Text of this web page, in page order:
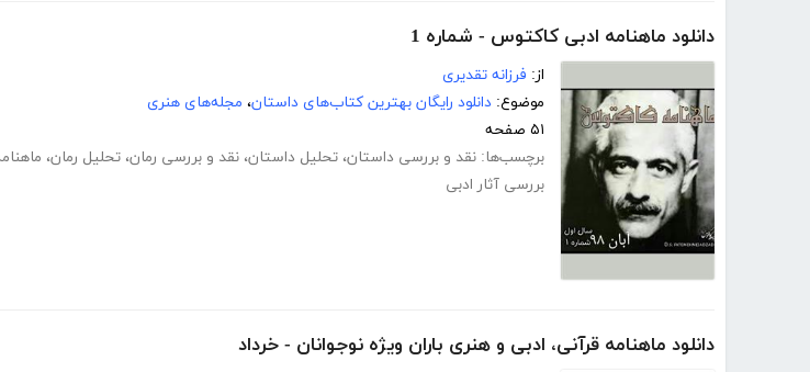
دانلود ماهنامه ادبی کاکتوس - شماره 1
از: فرزانه تقدیری
موضوع: دانلود رایگان بهترین کتاب‌های داستان، مجله‌های هنری
۵۱ صفحه
برچسب‌ها: نقد و بررسی داستان، تحلیل داستان، نقد و بررسی رمان، تحلیل رمان،
بررسی آثار ادبی
دانلود ماهنامه قرآنی، ادبی و هنری باران ویژه نوجوانان - خرداد